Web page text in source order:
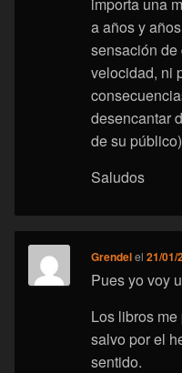
a años y
sensación
velocidad, ni
desencantar
de su
Saludos
Grendelel21/01/
Pues yo voy
Los libros
salvo por el
sentido.